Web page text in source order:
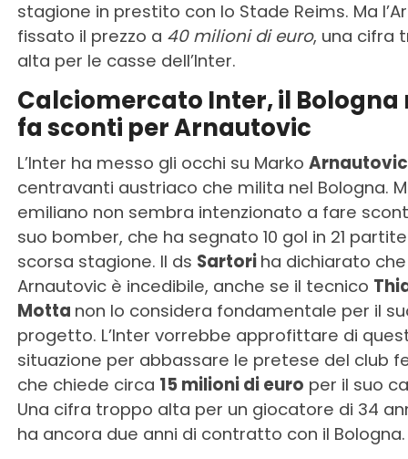
stagione in prestito con lo Stade Reims. Ma
fissato il prezzo a 40 milioni di euro, una cifra
alta per le casse dell’Inter.
Calciomercato Inter, il Bologna
fa sconti per Arnautovic
L’Inter ha messo gli occhi su Marko Arnautovic
centravanti austriaco che milita nel Bologna.
emiliano non sembra intenzionato a fare
suo bomber, che ha segnato 10 gol in 21
scorsa stagione. Il ds Sartori ha dichiarato che
Arnautovic è incedibile, anche se il tecnico
Motta non lo considera fondamentale per il
progetto. L’Inter vorrebbe approfittare di
situazione per abbassare le pretese del club
che chiede circa 15 milioni di euro per il suo
Una cifra troppo alta per un giocatore di 34
ha ancora due anni di contratto con il Bologna.